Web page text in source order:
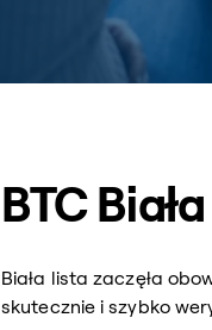
BTC
Biała lista zaczęła
skutecznie i szybko